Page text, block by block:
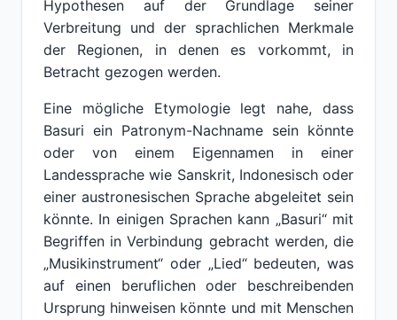
Hypothesen auf der Grundlage seiner
Verbreitung und der sprachlichen Merkmale
der Regionen, in denen es vorkommt, in
Betracht gezogen werden.
Eine mögliche Etymologie legt nahe, dass
Basuri ein Patronym-Nachname sein könnte
oder von einem Eigennamen in einer
Landessprache wie Sanskrit, Indonesisch oder
einer austronesischen Sprache abgeleitet sein
könnte. In einigen Sprachen kann „Basuri“ mit
Begriffen in Verbindung gebracht werden, die
„Musikinstrument“ oder „Lied“ bedeuten, was
auf einen beruflichen oder beschreibenden
Ursprung hinweisen könnte und mit Menschen